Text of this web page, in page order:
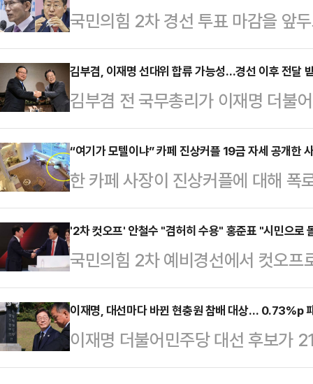
국민의힘 2차 경선 투표 마감을 앞
중도 표심 공략에 나선 가운데, 김
하면서도 각각 시민들이나 중소기
과를 빽빽하게 채웠다.안철수·한동
다. 한 후보는 현충사를 방문해 국
서는 당원과 충북 청주 육거리종합
대전현충원을 찾아 서해수호 영웅
상병의 묘소를 참배한 후 …
김부겸, 이재명 선대위 합류 가능성…경선 이후 전달
김부겸 전 국무총리가 이재명 더불
대위)에 합류할 가능성이 큰 것으
일 언론을 통해 "선대위에 힘을 합
한 역할이 있다면 김 전 총리가 힘
안은 민주당 대선 경선 종료 이튿
김 전 총리 측은 특히 '개헌'에 대한
다. 이 관계자는 "개헌을 포함한 제
께 적극…
“여기가 모텔이냐” 카페 진상커플 19금 자세 공개한
한 카페 사장이 진상커플에 대해
“내가 진짜 올릴까 말까 수십 번은
싶어서. 그런데 도저히 참을 수가
들 올 때마다 애정 행각 하는 거, 매
어놓고 버리고 간 거, 마신 거 테이
분노했다.그러면서 “최근에는 트레
시끄럽다고 손님들 민원 들어온 적
할…
'2차 컷오프' 안철수 "겸허히 수용" 홍준표 "시민으로
국민의힘 2차 예비경선에서 컷오프
보가 "오늘 국민과 당원의 선택을
철수 후보는 29일 서울 여의도 국
"부족한 나를 이끌어준 국민과 당
안 후보는 "보내준 사랑과 기대 가
이재명, 대선마다 바뀐 현충원 참배 대상… 0.73%p
이재명 더불어민주당 대선 후보가
정으로 현충원 참배를 택했다. 이